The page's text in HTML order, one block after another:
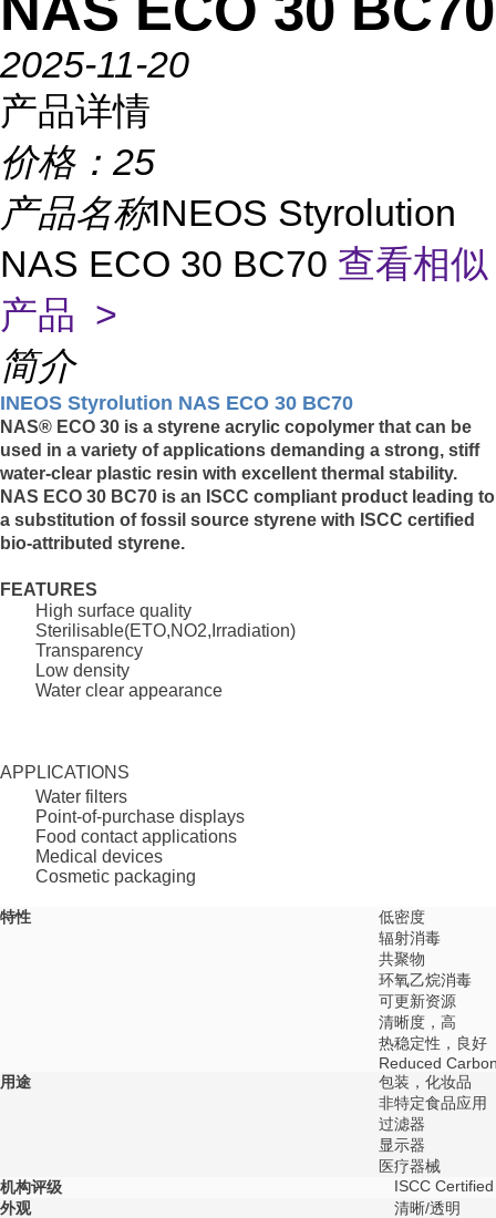
2025-11-20
产品详情
价格： 25
产品名称INEOS Styrolution
NAS ECO 30 BC70 查看相似
产品 >
简介
INEOS Styrolution NAS ECO 30 BC70
NAS® ECO 30 is a styrene acrylic copolymer that can be
used in a variety of applications demanding a strong, stiff
water-clear plastic resin with excellent thermal stability.
NAS ECO 30 BC70 is an ISCC compliant product leading to
a substitution of fossil source styrene with ISCC certified
bio-attributed styrene.
FEATURES
High surface quality
Sterilisable(ETO,NO2,Irradiation)
Transparency
Low density
Water clear appearance
APPLICATIONS
Water filters
Point-of-purchase displays
Food contact applications
Medical devices
Cosmetic packaging
特性
低密度
辐射消毒
共聚物
环氧乙烷消毒
可更新资源
清晰度，高
热稳定性，良好
Reduced
用途
包装，化妆品
非特定食品应用
过滤器
显示器
医疗器械
机构评级
ISCC Certified
外观
清晰/透明